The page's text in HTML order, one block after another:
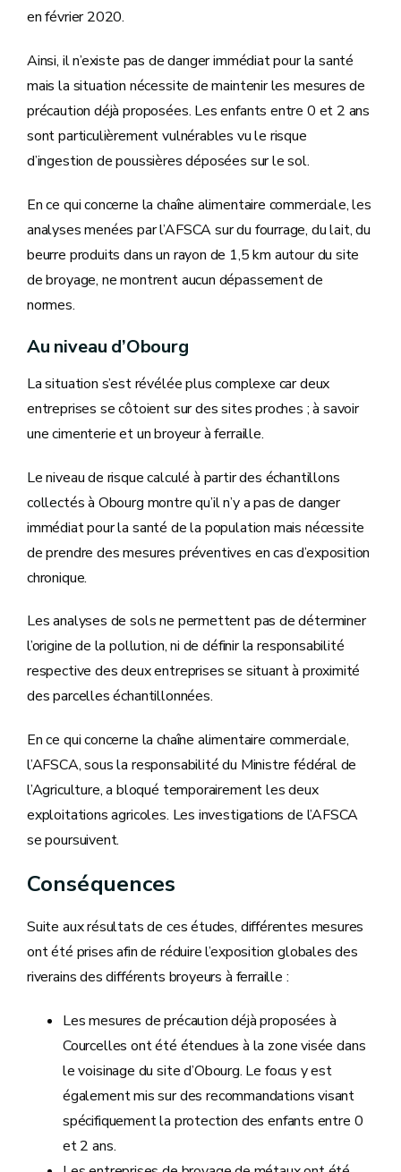
en février 2020.
Ainsi, il n’existe pas de danger immédiat pour la santé
mais la situation nécessite de maintenir les mesures de
précaution déjà proposées. Les enfants entre 0 et 2 ans
sont particulièrement vulnérables vu le risque
d’ingestion de poussières déposées sur le sol.
En ce qui concerne la chaîne alimentaire commerciale, les
analyses menées par l’AFSCA sur du fourrage, du lait, du
beurre produits dans un rayon de 1,5 km autour du site
de broyage, ne montrent aucun dépassement de
normes.
Au niveau d’Obourg
La situation s’est révélée plus complexe car deux
entreprises se côtoient sur des sites proches ; à savoir
une cimenterie et un broyeur à ferraille.
Le niveau de risque calculé à partir des échantillons
collectés à Obourg montre qu’il n’y a pas de danger
immédiat pour la santé de la population mais nécessite
de prendre des mesures préventives en cas d’exposition
chronique.
Les analyses de sols ne permettent pas de déterminer
l’origine de la pollution, ni de définir la responsabilité
respective des deux entreprises se situant à proximité
des parcelles échantillonnées.
En ce qui concerne la chaîne alimentaire commerciale,
l’AFSCA, sous la responsabilité du Ministre fédéral de
l’Agriculture, a bloqué temporairement les deux
exploitations agricoles. Les investigations de l’AFSCA
se poursuivent.
Conséquences
Suite aux résultats de ces études, différentes mesures
ont été prises afin de réduire l’exposition globales des
riverains des différents broyeurs à ferraille :
Les mesures de précaution déjà proposées à
Courcelles ont été étendues à la zone visée dans
le voisinage du site d’Obourg. Le focus y est
également mis sur des recommandations visant
spécifiquement la protection des enfants entre 0
et 2 ans.